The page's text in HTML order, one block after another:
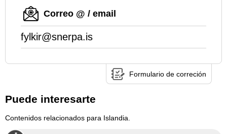
Correo @ / email
fylkir@snerpa.is
Formulario de correción
Puede interesarte
Contenidos relacionados para Islandia.